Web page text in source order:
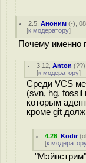
2.5 ,Аноним (-),
[к модератору]
Почему именно
3.12 ,Anton (??
[к модератору]
Среди VCS
(svn, hg, fossil
которым
кроме git
4.26 ,Kodir(
[к